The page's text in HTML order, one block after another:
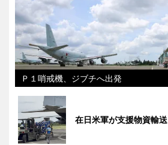
Ｐ１哨戒機、ジブチへ出発
在日米軍が支援物資輸送